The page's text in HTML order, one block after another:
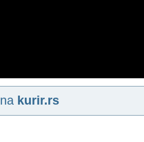
kurir.rs